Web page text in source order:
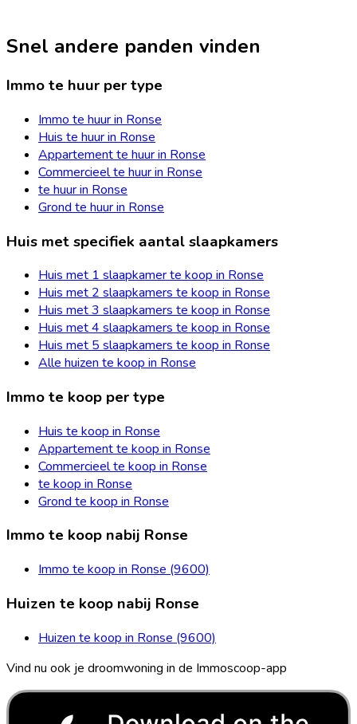
Snel andere panden vinden
Immo te huur per type
Immo te huur in Ronse
Huis te huur in Ronse
Appartement te huur in Ronse
Commercieel te huur in Ronse
te huur in Ronse
Grond te huur in Ronse
Huis met specifiek aantal slaapkamers
Huis met 1 slaapkamer te koop in Ronse
Huis met 2 slaapkamers te koop in Ronse
Huis met 3 slaapkamers te koop in Ronse
Huis met 4 slaapkamers te koop in Ronse
Huis met 5 slaapkamers te koop in Ronse
Alle huizen te koop in Ronse
Immo te koop per type
Huis te koop in Ronse
Appartement te koop in Ronse
Commercieel te koop in Ronse
te koop in Ronse
Grond te koop in Ronse
Immo te koop nabij Ronse
Immo te koop in Ronse (9600)
Huizen te koop nabij Ronse
Huizen te koop in Ronse (9600)
Vind nu ook je droomwoning in de Immoscoop-app